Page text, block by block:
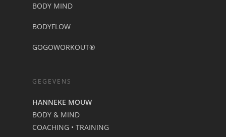
BODY MIND
BODYFLOW
GOGOWORKOUT®
GEGEVENS
HANNEKE MOUW
BODY & MIND
COACHING • TRAINING